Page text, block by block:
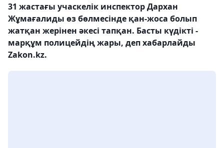
31 жастағы учаскелік инспектор Дархан
Жұмағалиды өз бөлмесінде қан-жоса болып
жатқан жерінен әкесі тапқан. Басты күдікті -
марқұм полицейдің жары, деп хабарлайды
Zakon.kz.